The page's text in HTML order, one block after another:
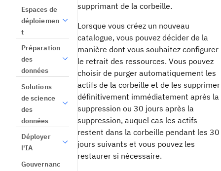
Espaces de
déploiemen
t
Préparation
des
données
Solutions
de science
des
données
Déployer
l'IA
Gouvernanc
supprimant de la corbeille.
Lorsque vous créez un nouveau
catalogue, vous pouvez décider de la
manière dont vous souhaitez configurer
le retrait des ressources. Vous pouvez
choisir de purger automatiquement les
actifs de la corbeille et de les supprimer
définitivement immédiatement après la
suppression ou 30 jours après la
suppression, auquel cas les actifs
restent dans la corbeille pendant les 30
jours suivants et vous pouvez les
restaurer si nécessaire.